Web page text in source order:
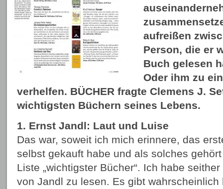
aufreißen
Person, die er
Buch gelesen
Oder ihm zu
verhelfen. BÜCHER fragte Clemens J.
wichtigsten Büchern seines Lebens.
1. Ernst Jandl: Laut und Luise
Das war, soweit ich mich erinnere, das
selbst gekauft habe und als solches
Liste „wichtigster Bücher“. Ich habe
von Jandl zu lesen. Es gibt wahrscheinlich